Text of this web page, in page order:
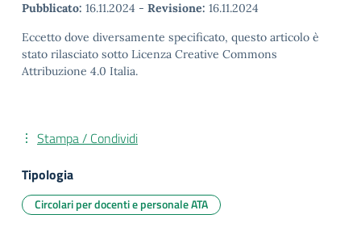
Pubblicato: 16.11.2024 - Revisione: 16.11.2024
Eccetto dove diversamente specificato, questo articolo è
stato rilasciato sotto Licenza Creative Commons
Attribuzione 4.0 Italia.
Stampa / Condividi
Tipologia
Circolari per docenti e personale ATA